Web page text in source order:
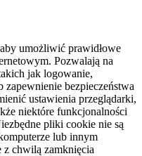
umożliwić prawidłowe
Pozwalają na
jak logowanie,
bezpieczeństwa
ustawienia przeglądarki,
niektóre funkcjonalności
pliki cookie nie są
lub innym
z chwilą zamknięcia